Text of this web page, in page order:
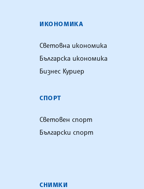
ИКОНОМИКА
Световна икономика
Българска икономика
Бизнес Куриер
СПОРТ
Световен спорт
Български спорт
СНИМКИ